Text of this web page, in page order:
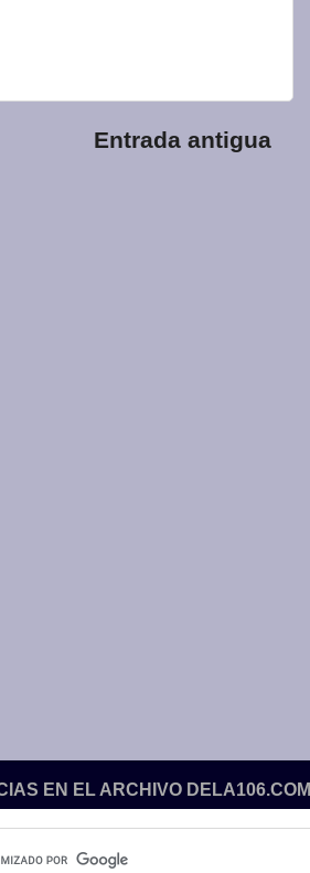
Entrada antigua
EN EL ARCHIVO DELA106.COM